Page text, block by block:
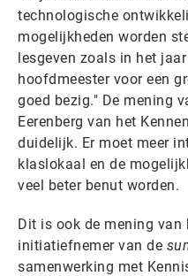
technologische
mogelijkheden worden
lesgeven zoals in het
hoofdmeester voor een
goed bezig." De mening
Eerenberg van het
duidelijk. Er moet meer
klaslokaal en de
veel beter benut worden.
Dit is ook de mening
initiatiefnemer van de
samenwerking met